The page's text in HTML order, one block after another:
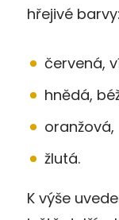
hřejivé barvy:
červená,
hnědá,
oranžová,
žlutá.
K výše